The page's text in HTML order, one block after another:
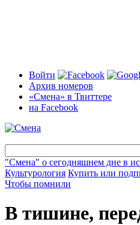
Войти
Архив номеров
«Смена» в Твиттере
на Facebook
"Смена" о сегодняшнем дне в
Культурология Купить или
Чтобы помнили
В тишине,